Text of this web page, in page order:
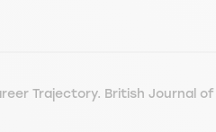
Trajectory. British Journal